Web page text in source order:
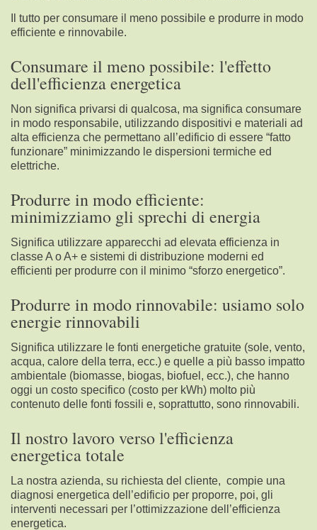
Il tutto per consumare il meno possibile e produrre in modo
efficiente e rinnovabile.
Consumare il meno possibile: l'effetto
dell'efficienza energetica
Non significa privarsi di qualcosa, ma significa consumare
in modo responsabile, utilizzando dispositivi e materiali ad
alta efficienza che permettano all’edificio di essere “fatto
funzionare” minimizzando le dispersioni termiche ed
elettriche.
Produrre in modo efficiente:
minimizziamo gli sprechi di energia
Significa utilizzare apparecchi ad elevata efficienza in
classe A o A+ e sistemi di distribuzione moderni ed
efficienti per produrre con il minimo “sforzo energetico”.
Produrre in modo rinnovabile: usiamo solo
energie rinnovabili
Significa utilizzare le fonti energetiche gratuite (sole, vento,
acqua, calore della terra, ecc.) e quelle a più basso impatto
ambientale (biomasse, biogas, biofuel, ecc.), che hanno
oggi un costo specifico (costo per kWh) molto più
contenuto delle fonti fossili e, soprattutto, sono rinnovabili.
Il nostro lavoro verso l'efficienza
energetica totale
La nostra azienda, su richiesta del cliente, compie una
diagnosi energetica dell’edificio per proporre, poi, gli
interventi necessari per l’ottimizzazione dell’efficienza
energetica.